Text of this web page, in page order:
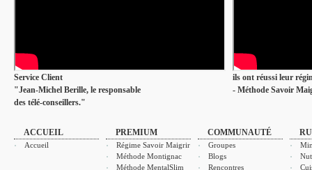
Service Client
"Jean-Michel Berille, le responsable
des télé-conseillers."
ils ont réussi leur
- Méthode Savoir
ACCUEIL
Accueil
PREMIUM
Régime Savoir Maigrir
Méthode Montignac
Méthode MentalSlim
COMMUNAUTÉ
Groupes
Blogs
Rencontres